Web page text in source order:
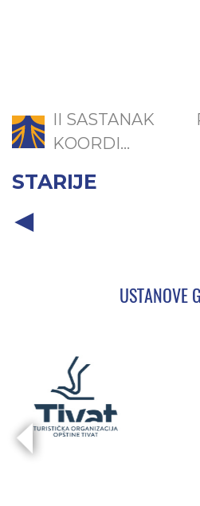
II SASTANAK
KOORDI...
STARIJE
USTANOVE